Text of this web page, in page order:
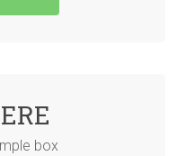
box